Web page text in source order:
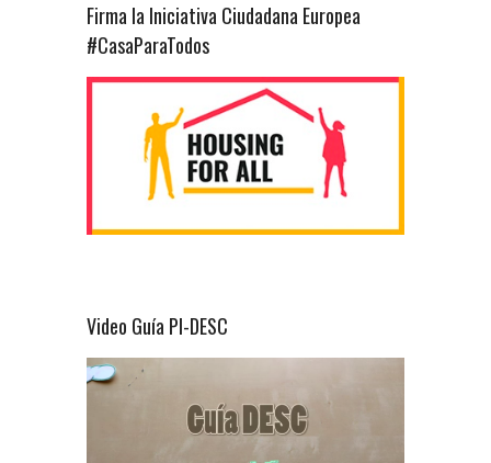
Firma la Iniciativa Ciudadana Europea
#CasaParaTodos
Video Guía PI-DESC